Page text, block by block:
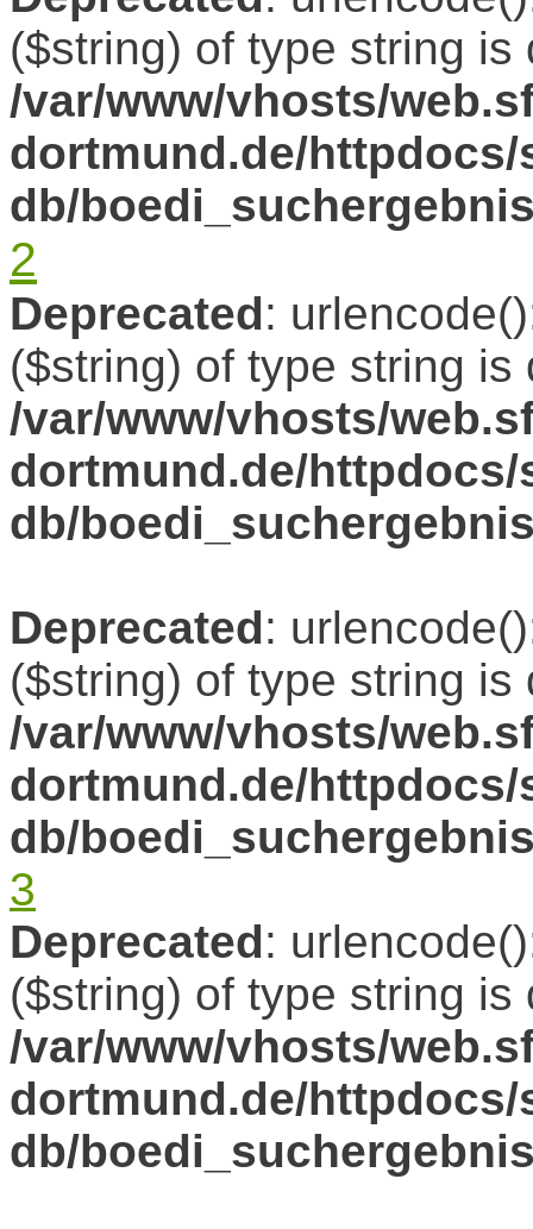
($string) of type string is
/var/www/vhosts/
dortmund.de/httpdocs/
db/
2
Deprecated:
($string) of type string is
/var/www/vhosts/
dortmund.de/httpdocs/
db/
Deprecated:
($string) of type string is
/var/www/vhosts/
dortmund.de/httpdocs/
db/
3
Deprecated:
($string) of type string is
/var/www/vhosts/
dortmund.de/httpdocs/
db/